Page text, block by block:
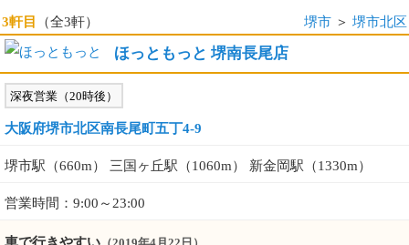
3軒目 （全3軒） 堺市 ＞ 堺市北区
ほっともっと 堺南長尾店
深夜営業（20時後）
大阪府堺市北区南長尾町五丁4-9
堺市駅（660m） 三国ヶ丘駅（1060m） 新金岡駅（1330m）
営業時間：9:00～23:00
車で行きやすい